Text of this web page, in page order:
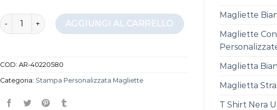
Magliette
Magliette
Maglietta
Maglietta
T Shirt Nera
stampa personalizzata magliette quantità
AGGIUNGI AL CARRELLO
COD: AR-40220580
Categoria: Stampa Personalizzata Magliette